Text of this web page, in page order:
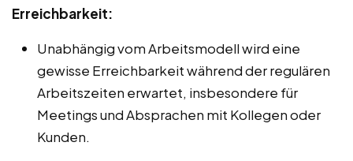
Erreichbarkeit:
Unabhängig vom Arbeitsmodell wird eine
gewisse Erreichbarkeit während der regulären
Arbeitszeiten erwartet, insbesondere für
Meetings und Absprachen mit Kollegen oder
Kunden.